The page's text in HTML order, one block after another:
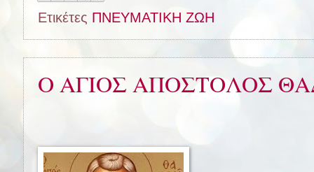
Ετικέτες ΠΝΕΥΜΑΤΙΚΗ ΖΩΗ
Ο ΑΓΙΟΣ ΑΠΟΣΤΟΛΟΣ